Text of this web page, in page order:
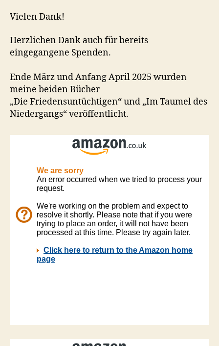
Vielen Dank!
Herzlichen Dank auch für bereits
eingegangene Spenden.
Ende März und Anfang April 2025 wurden
meine beiden Bücher
„Die Friedensuntüchtigen“ und „Im Taumel des
Niedergangs“ veröffentlicht.